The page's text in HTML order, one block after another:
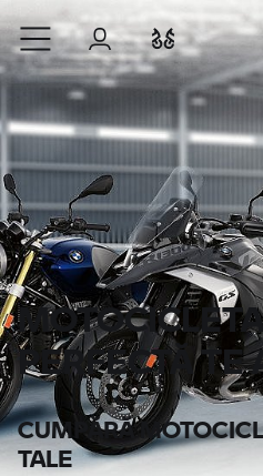
Sari la conținutul principal
Autentificare
PERFECTĂ TE
CUMPĂRĂ
TALE